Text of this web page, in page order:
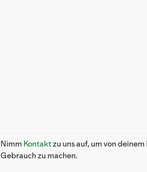
Nimm Kontaktzu uns auf, um von
Gebrauch zu machen.